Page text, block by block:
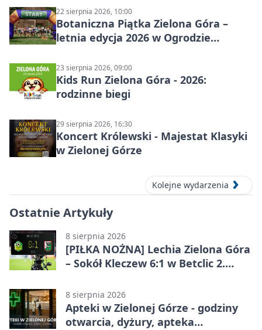
22 sierpnia 2026, 10:00
Botaniczna Piątka Zielona Góra –
letnia edycja 2026 w Ogrodzie
23 sierpnia 2026, 09:00
Kids Run Zielona Góra - 2026:
rodzinne biegi
29 sierpnia 2026, 16:30
Koncert Królewski - Majestat Klasyki
w Zielonej Górze
Kolejne wydarzenia
Ostatnie Artykuły
8 sierpnia 2026
[PIŁKA NOŻNA] Lechia Zielona Góra
– Sokół Kleczew 6:1 w Betclic 2.
urządzili sobie festiwal strzelecki
8 sierpnia 2026
Apteki w Zielonej Górze - godziny
otwarcia, dyżury, apteka